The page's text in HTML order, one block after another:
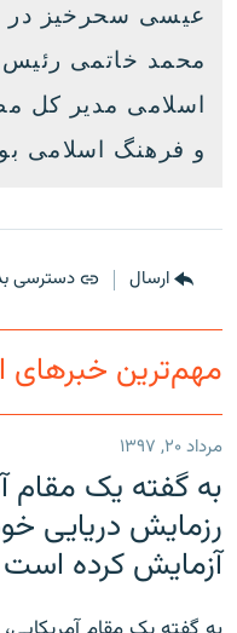
عیسی سحرخیز در
محمد خاتمی
اسلامی مدیر کل
و فرهنگ اسلامی
ارسال دسترسی
مهم‌ترین خبرهای
مرداد ۲۰, ۱۳۹۷
به گفته یک مقام
رزمایش دریایی
آزمایش کرده است